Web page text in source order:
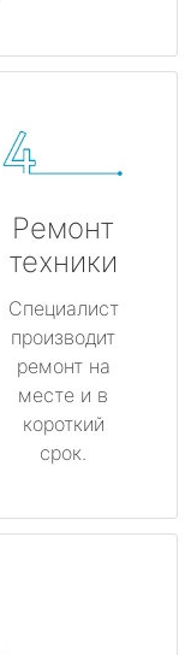
Ремонт
техники
Специалист
производит
ремонт на
месте и в
короткий
срок.